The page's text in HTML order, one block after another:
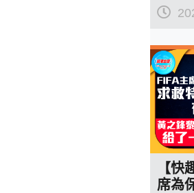
作死
【快
席為